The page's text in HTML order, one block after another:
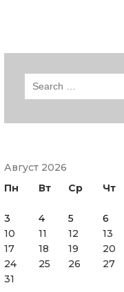
Search
Август 2026
Пн
Вт Ср Чт
3
4 5 6
10
11 12 13
17
18 19 20
24
25 26 27
31